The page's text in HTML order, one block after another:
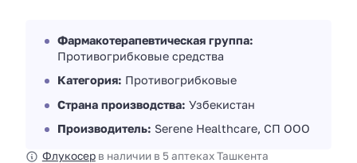
Фармакотерапевтическая группа:
Противогрибковые средства
Категория: Противогрибковые
Страна производства: Узбекистан
Производитель: Serene Healthcare, СП ООО
Флукосерв наличии в 5 аптеках Ташкента